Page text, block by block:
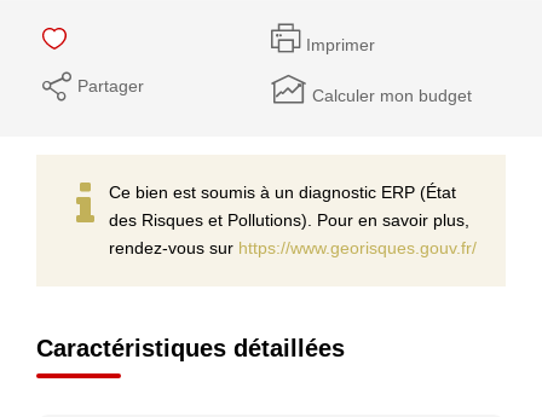
Imprimer
Partager Calculer mon budget
Ce bien est soumis à un diagnostic ERP (État
des Risques et Pollutions). Pour en savoir plus,
rendez-vous sur https://www.georisques.gouv.fr/
Caractéristiques détaillées